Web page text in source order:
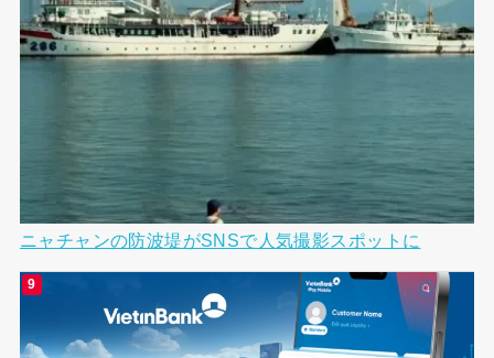
ニャチャンの防波堤がSNSで人気撮影スポットに